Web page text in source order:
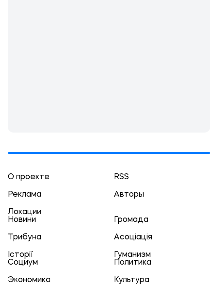
О проекте RSS
Реклама Авторы
Локации
Новини
Громада
Трибуна Асоціація
Історії
Гуманизм
Социум
Политика
Экономика Культура